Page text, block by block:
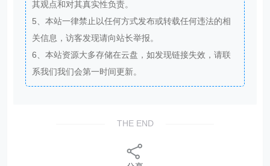
其观点和对其真实性负责。
5、本站一律禁止以任何方式发布或转载任何违法的相
关信息，访客发现请向站长举报。
6、本站资源大多存储在云盘，如发现链接失效，请联
系我们我们会第一时间更新。
THE END